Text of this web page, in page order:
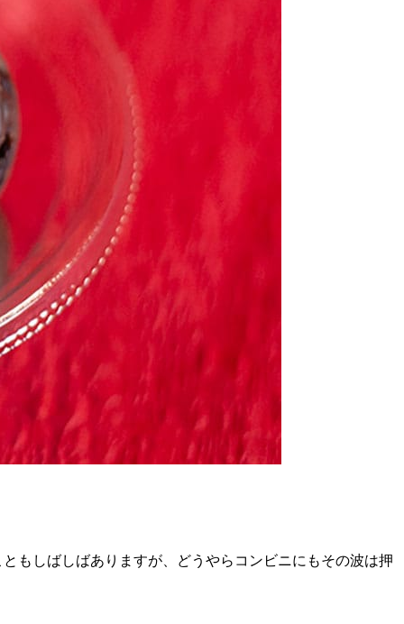
もしばしばありますが、どうやらコンビニにもその波は押